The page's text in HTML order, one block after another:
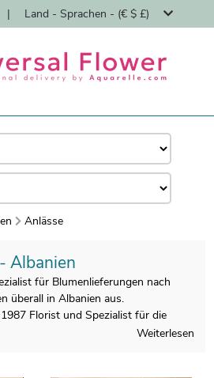
| Land - Sprachen - (€ $ £)
Anlässe
Albanien
für Blumenlieferungen nach
überall in Albanien aus.
Florist und Spezialist für die
nach Hause durch Floristen.
Weiterlesen